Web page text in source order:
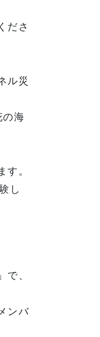
ださ
ル災
の海
す。
し
で、
ンバ